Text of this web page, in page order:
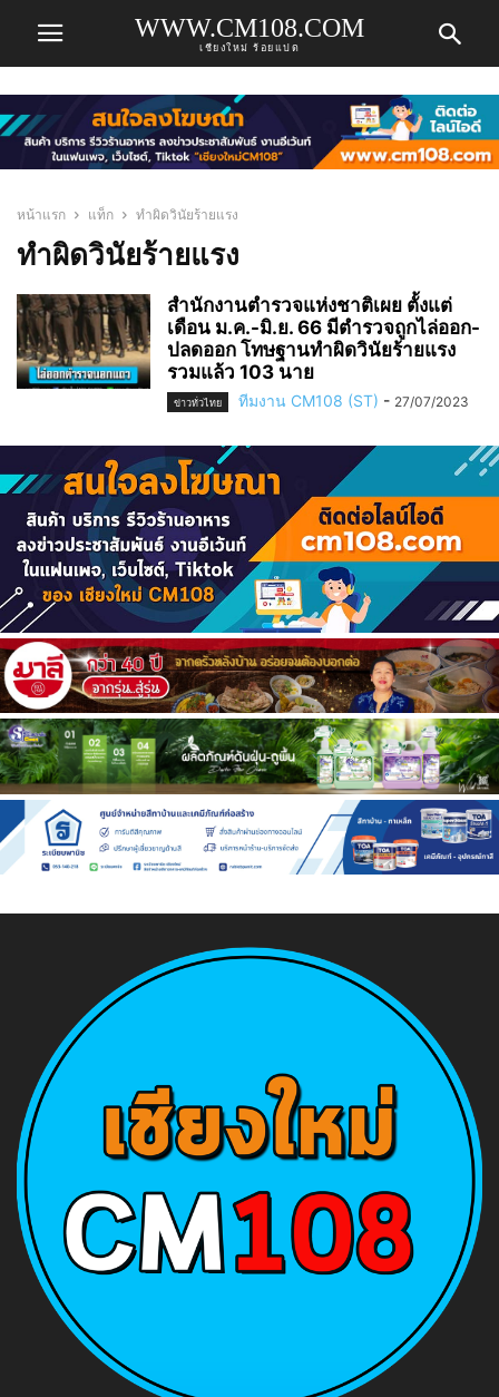
WWW.CM108.COM
เชียงใหม่ ร้อยแปด
หน้าแรก แท็ก ทำผิดวินัยร้ายแรง
ทำผิดวินัยร้ายแรง
สำนักงานตำรวจแห่งชาติเผย ตั้งแต่
เดือน ม.ค.-มิ.ย. 66 มีตำรวจถูกไล่ออก-
ปลดออก โทษฐานทำผิดวินัยร้ายแรง
รวมแล้ว 103 นาย
ข่าวทั่วไทย ทีมงาน CM108 (ST) - 27/07/2023